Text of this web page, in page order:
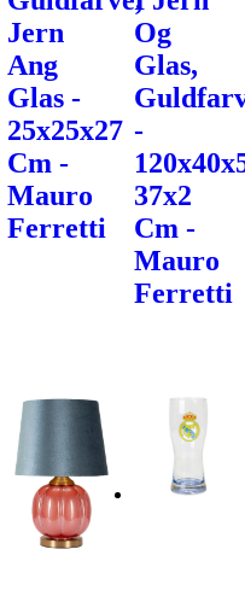
Jern
Ang
Glas -
25x25x27
Cm -
Mauro
Ferretti
Og
Glas,
-
37x2
Cm -
Mauro
Ferretti